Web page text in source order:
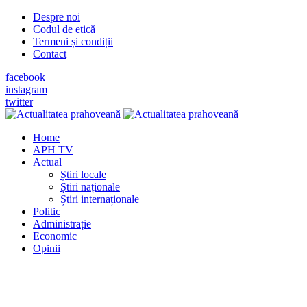
Despre noi
Codul de etică
Termeni și condiții
Contact
facebook
instagram
twitter
Home
APH TV
Actual
Știri locale
Știri naționale
Știri internaționale
Politic
Administrație
Economic
Opinii